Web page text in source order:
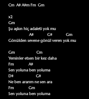
Cm  A# A#m Fm  Gm
x2
Gm
Şu aşkın hiç adaleti yok mu
Gönülden sevene gönül veren yok mu
Gm                      Cm
Yeminler etsen bir kez daha
Fm               A#
Sen yoluna ben yoluma
D#                       G#
Ne ben ararım ne sen ara
Fm               Gm
Sen yoluna ben yoluma